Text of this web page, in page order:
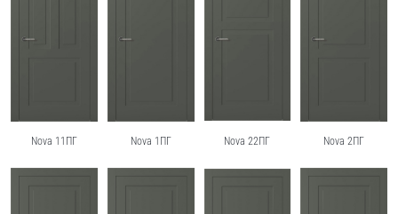
Nova 11ПГ Nova 1ПГ Nova 22ПГ Nova 2ПГ